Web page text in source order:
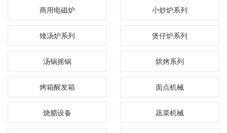
商用电磁炉 小炒炉系列
矮汤炉系列 煲仔炉系列
汤锅摇锅 烘烤系列
烤箱醒发箱 面点机械
烧腊设备 蔬菜机械